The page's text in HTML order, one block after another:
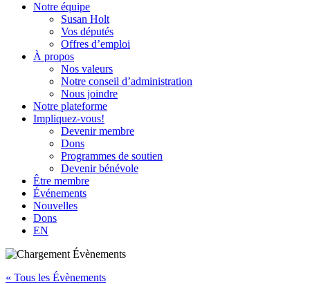
Notre équipe
Susan Holt
Vos députés
Offres d’emploi
À propos
Nos valeurs
Notre conseil d’administration
Nous joindre
Notre plateforme
Impliquez-vous!
Devenir membre
Dons
Programmes de soutien
Devenir bénévole
Être membre
Événements
Nouvelles
Dons
EN
« Tous les Évènements